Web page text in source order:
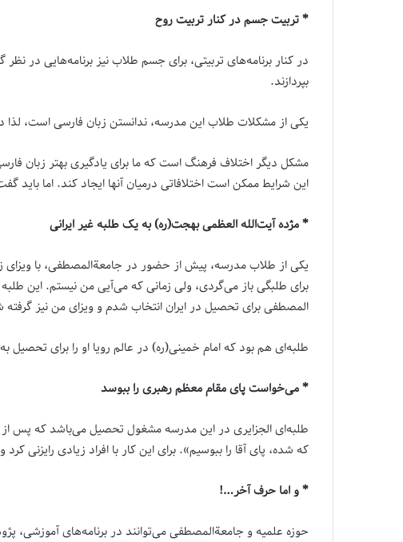
* تربیت جسم در کنار تربیت روح
در کنار برنامه‌های تربیتی، برای جسم طلاب نیز برنامه‌هایی در
بپردازند.
یکی از مشکلات طلاب این مدرسه، ندانستن زبان فارسی است، لذا
مشکل دیگر اختلاف فرهنگ است که ما برای یادگیری بهتر زبان
این شرایط ممکن است اختلافاتی درمیان آنها ایجاد کند. اما
* مژده آیت‌الله العظمی بهجت(ره) به یک طلبه غیر ایرانی
یکی از طلاب مدرسه، پیش از حضور در جامعة‌المصطفی، با ویزای
برای طلبگی باز می‌گردی، ولی زمانی که می‌آیی من نیستم. این
المصطفی برای تحصیل در ایران انتخاب شدم و ویزای من نیز
طلبه‌ای هم بود که امام خمینی(ره) در عالم رویا او را برای
* می‌خواست پای مقام معظم رهبری را ببوسد
طلبه‌ای الجزایری در این مدرسه مشغول تحصیل می‌باشد که پس
که شده، پای آقا را ببوسیم». برای این کار با افراد زیادی رایزنی
* و اما حرف آخر…!
حوزه علمیه و جامعةالمصطفی می‌توانند در برنامه‌های آموزشی،